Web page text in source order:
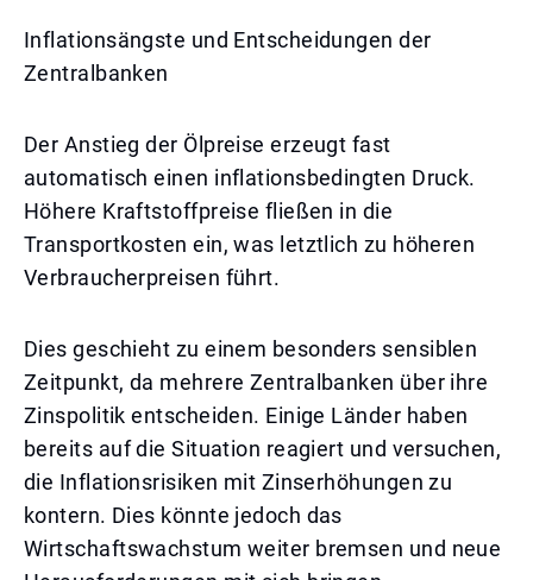
Inflationsängste und Entscheidungen der
Zentralbanken
Der Anstieg der Ölpreise erzeugt fast
automatisch einen inflationsbedingten Druck.
Höhere Kraftstoffpreise fließen in die
Transportkosten ein, was letztlich zu höheren
Verbraucherpreisen führt.
Dies geschieht zu einem besonders sensiblen
Zeitpunkt, da mehrere Zentralbanken über ihre
Zinspolitik entscheiden. Einige Länder haben
bereits auf die Situation reagiert und versuchen,
die Inflationsrisiken mit Zinserhöhungen zu
kontern. Dies könnte jedoch das
Wirtschaftswachstum weiter bremsen und neue